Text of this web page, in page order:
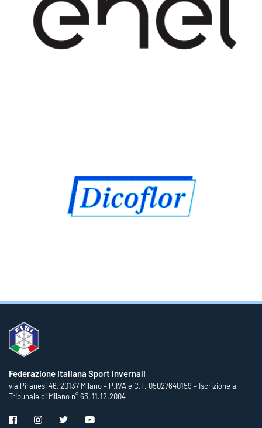
Federazione Italiana Sport Invernali
via Piranesi 46, 20137 Milano – P.IVA e C.F. 05027640159 – Iscrizione al
Tribunale di Milano n° 63, 11.12.2004